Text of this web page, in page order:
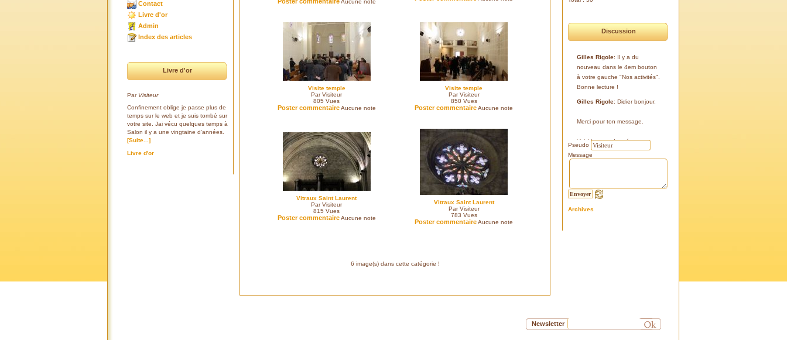
Contact
Livre d'or
Admin
Index des articles
Livre d'or
Par Visiteur
Confinement oblige je passe plus de
temps sur le web et je suis tombé sur
votre site. Jai vécu quelques temps à
Salon il y a une vingtaine d'années.
[Suite...]
Livre d'or
Discussion
Gilles Rigole: Il y a du
nouveau dans le 4em bouton
à votre gauche "Nos activités".
Bonne lecture !
Gilles Rigole: Didier bonjour.
Merci pour ton message.
Voici les coordonnées:
43°38'48'' N
Si tu le peux, le veux, notre
l'Eissame, fait une sortie le
Salon, auriez-vous cette info .
Pseudo
Message
Archives
Aucune note
Visite temple
Par Visiteur
805 Vues
Poster commentaireAucune note
Visite temple
Par Visiteur
850 Vues
Poster commentaireAucune note
Vitraux Saint Laurent
Par Visiteur
815 Vues
Poster commentaireAucune note
Vitraux Saint Laurent
Par Visiteur
783 Vues
Poster commentaireAucune note
6 image(s) dans cette catégorie !
Newsletter